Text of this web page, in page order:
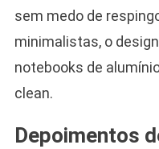
sem medo de
minimalistas, o
notebooks de
clean.
Depoimentos